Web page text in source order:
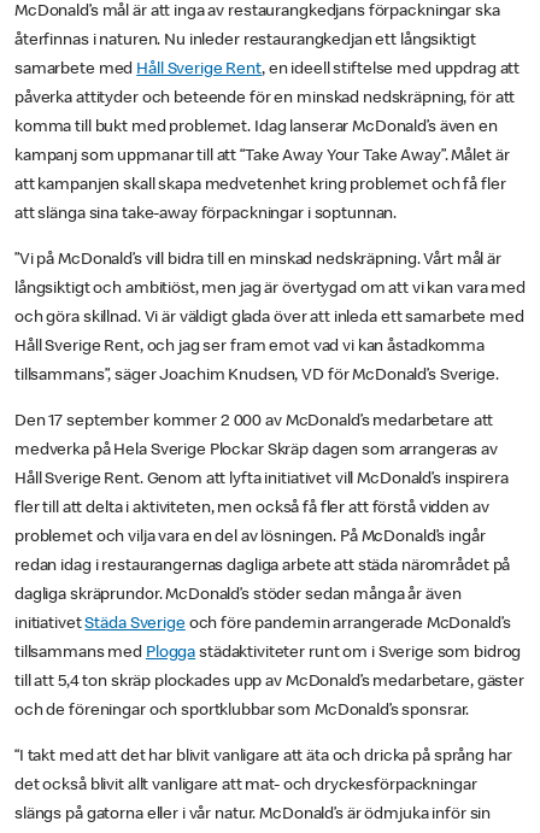
McDonald’s mål är att inga av restaurangkedjans förpackningar ska
återfinnas i naturen. Nu inleder restaurangkedjan ett långsiktigt
samarbete med Håll Sverige Rent, en ideell stiftelse med uppdrag att
påverka attityder och beteende för en minskad nedskräpning, för att
komma till bukt med problemet. Idag lanserar McDonald’s även en
kampanj som uppmanar till att “Take Away Your Take Away”. Målet är
att kampanjen skall skapa medvetenhet kring problemet och få fler
att slänga sina take-away förpackningar i soptunnan.
”Vi på McDonald’s vill bidra till en minskad nedskräpning. Vårt mål är
långsiktigt och ambitiöst, men jag är övertygad om att vi kan vara med
och göra skillnad. Vi är väldigt glada över att inleda ett samarbete med
Håll Sverige Rent, och jag ser fram emot vad vi kan åstadkomma
tillsammans”, säger Joachim Knudsen, VD för McDonald’s Sverige.
Den 17 september kommer 2 000 av McDonald’s medarbetare att
medverka på Hela Sverige Plockar Skräp dagen som arrangeras av
Håll Sverige Rent. Genom att lyfta initiativet vill McDonald’s inspirera
fler till att delta i aktiviteten, men också få fler att förstå vidden av
problemet och vilja vara en del av lösningen. På McDonald’s ingår
redan idag i restaurangernas dagliga arbete att städa närområdet på
dagliga skräprundor. McDonald’s stöder sedan många år även
initiativetStäda Sverigeoch före pandemin arrangerade McDonald’s
tillsammans med Plogga städaktiviteter runt om i Sverige som bidrog
till att 5,4 ton skräp plockades upp av McDonald’s medarbetare, gäster
och de föreningar och sportklubbar som McDonald’s sponsrar.
“I takt med att det har blivit vanligare att äta och dricka på språng har
det också blivit allt vanligare att mat- och dryckesförpackningar
slängs på gatorna eller i vår natur. McDonald’s är ödmjuka inför sin